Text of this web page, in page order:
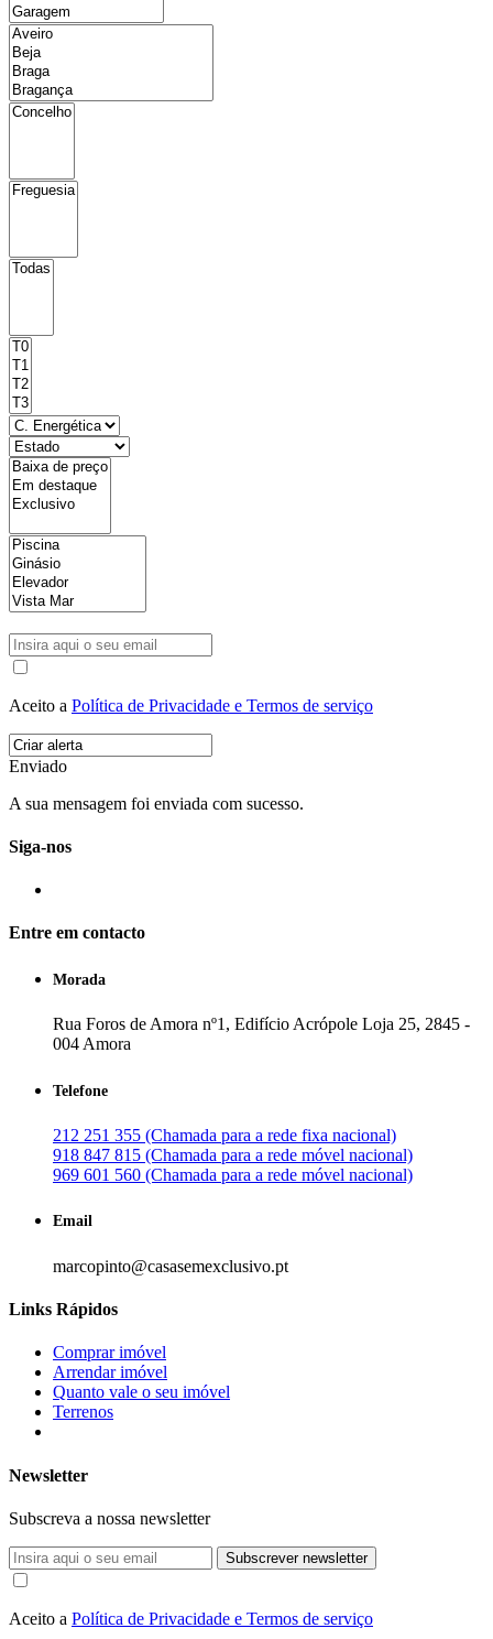
Aceito a Política de Privacidade e Termos de serviço
Enviado
A sua mensagem foi enviada com sucesso.
Siga-nos
Entre em contacto
Morada
Rua Foros de Amora nº1, Edifício Acrópole Loja 25, 2845 -
004 Amora
Telefone
212 251 355 (Chamada para a rede fixa nacional)
918 847 815 (Chamada para a rede móvel nacional)
969 601 560 (Chamada para a rede móvel nacional)
Email
marcopinto@casasemexclusivo.pt
Links Rápidos
Comprar imóvel
Arrendar imóvel
Quanto vale o seu imóvel
Terrenos
Newsletter
Subscreva a nossa newsletter
Subscrever newsletter
Aceito a Política de Privacidade e Termos de serviço